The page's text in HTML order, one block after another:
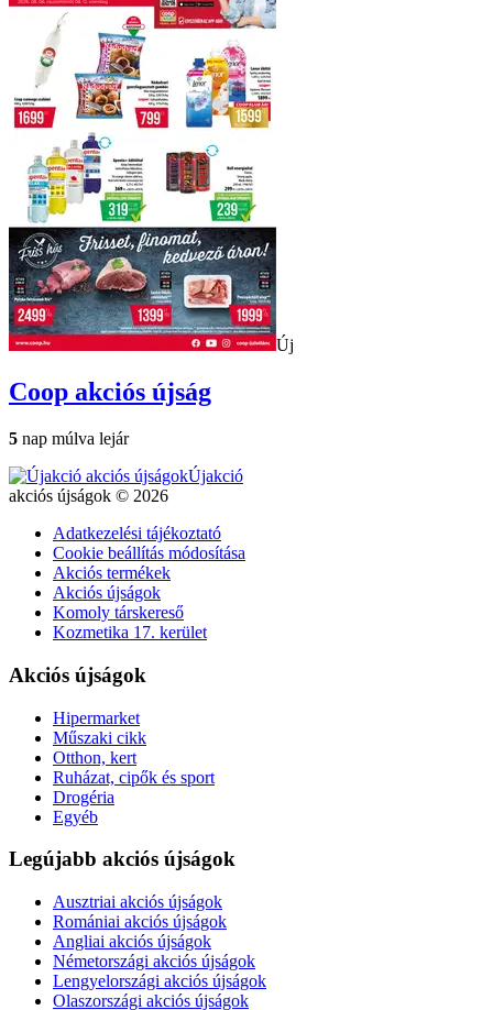
Új
Coop akciós újság
5 nap múlva lejár
Újakció
akciós újságok © 2026
Adatkezelési tájékoztató
Cookie beállítás módosítása
Akciós termékek
Akciós újságok
Komoly társkereső
Kozmetika 17. kerület
Akciós újságok
Hipermarket
Műszaki cikk
Otthon, kert
Ruházat, cipők és sport
Drogéria
Egyéb
Legújabb akciós újságok
Ausztriai akciós újságok
Romániai akciós újságok
Angliai akciós újságok
Németországi akciós újságok
Lengyelországi akciós újságok
Olaszországi akciós újságok